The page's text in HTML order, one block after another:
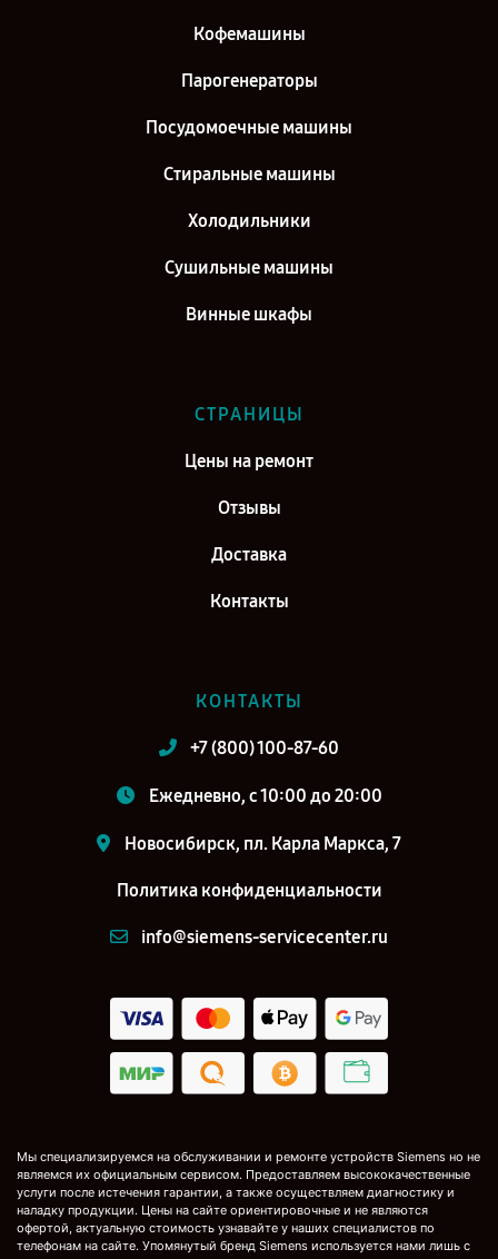
Кофемашины
Парогенераторы
Посудомоечные машины
Стиральные машины
Холодильники
Сушильные машины
Винные шкафы
СТРАНИЦЫ
Цены на ремонт
Отзывы
Доставка
Контакты
КОНТАКТЫ
+7 (800) 100-87-60
Ежедневно, с 10:00 до 20:00
Новосибирск, пл. Карла Маркса, 7
Политика конфиденциальности
info@siemens-servicecenter.ru
Мы специализируемся на обслуживании и ремонте устройств Siemens но не
являемся их официальным сервисом. Предоставляем высококачественные
услуги после истечения гарантии, а также осуществляем диагностику и
наладку продукции. Цены на сайте ориентировочные и не являются
офертой, актуальную стоимость узнавайте у наших специалистов по
телефонам на сайте. Упомянутый бренд Siemens используется нами лишь с